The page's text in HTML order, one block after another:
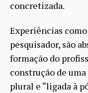
concretizada.
Experiências
pesquisador, são
formação do
construção de
plural e “ligada à